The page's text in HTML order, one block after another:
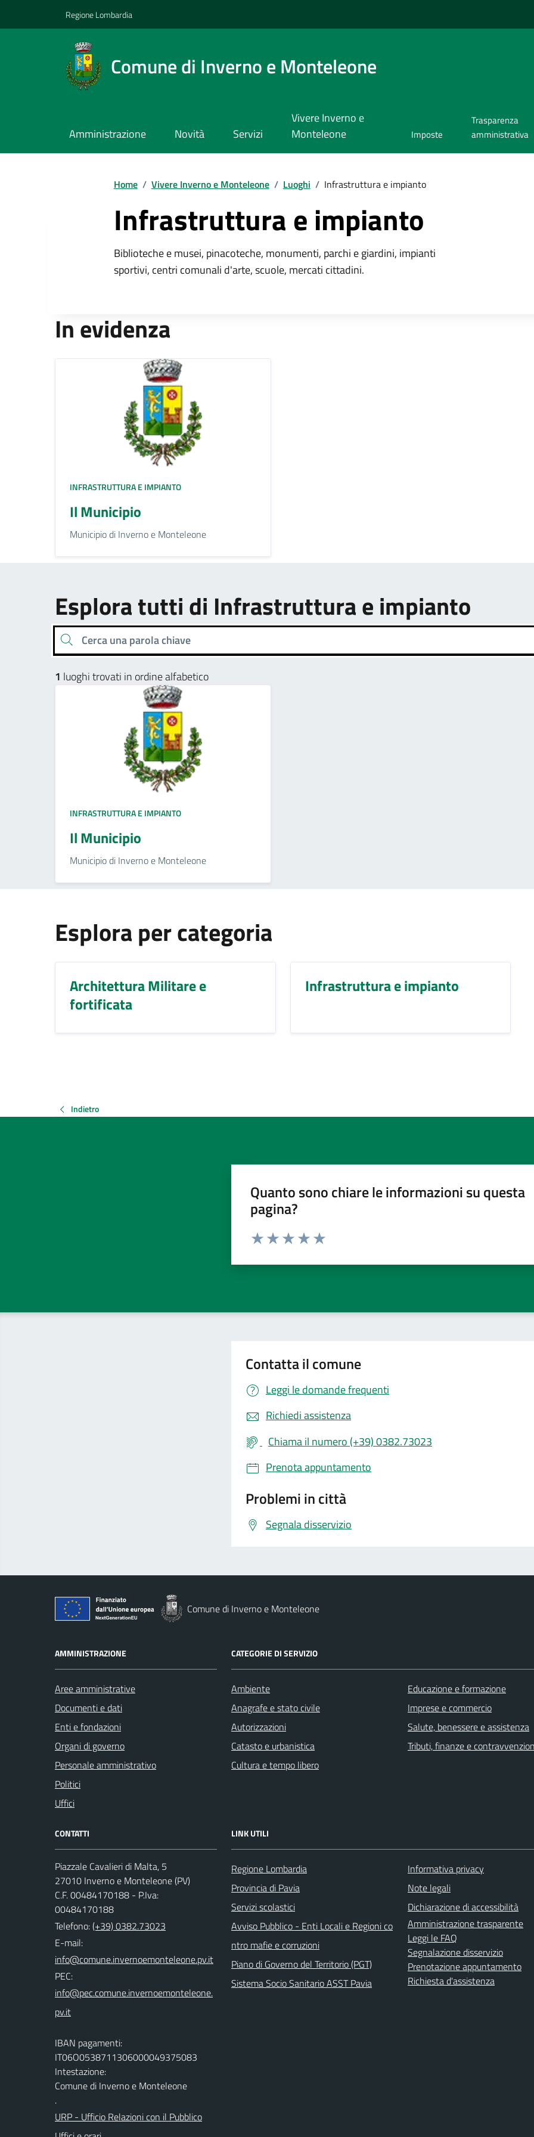
Regione Lombardia
Comune di Inverno e Monteleone
Amministrazione Novità Servizi
Vivere Inverno e
Monteleone
Imposte
Trasparenza
amministrativa
Home / Vivere Inverno e Monteleone / Luoghi / Infrastruttura e impianto
Infrastruttura e impianto
Biblioteche e musei, pinacoteche, monumenti, parchi e giardini, impianti
sportivi, centri comunali d'arte, scuole, mercati cittadini.
In evidenza
INFRASTRUTTURA E IMPIANTO
Il Municipio
Municipio di Inverno e Monteleone
Esplora tutti di Infrastruttura e impianto
Cerca una parola chiave
1 luoghi trovati in ordine alfabetico
INFRASTRUTTURA E IMPIANTO
Il Municipio
Municipio di Inverno e Monteleone
Esplora per categoria
Architettura Militare e
fortificata
Infrastruttura e impianto
Indietro
Quanto sono chiare le informazioni su questa
pagina?
Valuta da 1 a 5 stelle la pagina
Contatta il comune
Leggi le domande frequenti
Richiedi assistenza
Chiama il numero (+39) 0382.73023
Prenota appuntamento
Problemi in città
Segnala disservizio
Comune di Inverno e Monteleone
AMMINISTRAZIONE
Aree amministrative
Documenti e dati
Enti e fondazioni
Organi di governo
Personale amministrativo
Politici
Uffici
CATEGORIE DI SERVIZIO
Ambiente
Anagrafe e stato civile
Autorizzazioni
Catasto e urbanistica
Cultura e tempo libero
Educazione e formazione
Imprese e commercio
Salute, benessere e assistenza
Tributi, finanze e
CONTATTI
Piazzale Cavalieri di Malta, 5
27010 Inverno e Monteleone (PV)
C.F. 00484170188 - P.Iva:
00484170188
Telefono:(+39) 0382.73023
E-mail:
PEC:
IBAN pagamenti:
IT06O0538711306000049375083
Intestazione:
Comune di Inverno e Monteleone
.
URP - Ufficio Relazioni con il Pubblico
LINK UTILI
Regione Lombardia
Provincia di Pavia
Servizi scolastici
Avviso Pubblico - Enti Locali e Regioni co
ntro mafie e corruzioni
Piano di Governo del Territorio (PGT)
Sistema Socio Sanitario ASST Pavia
Informativa privacy
Note legali
Dichiarazione di accessibilità
Amministrazione trasparente
Leggi le FAQ
Segnalazione disservizio
Prenotazione appuntamento
Richiesta d'assistenza